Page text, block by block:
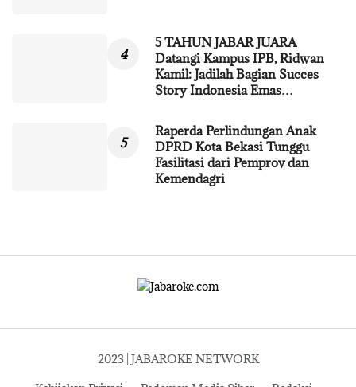
5 TAHUN JABAR JUARA
Datangi Kampus IPB, Ridwan
Kamil: Jadilah Bagian Succes
Story Indonesia Emas…
Raperda Perlindungan Anak
DPRD Kota Bekasi Tunggu
Fasilitasi dari Pemprov dan
Kemendagri
2023 | JABAROKE NETWORK